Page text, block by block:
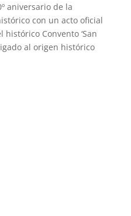
aniversario de la
con un acto oficial
Convento ‘San
al origen histórico